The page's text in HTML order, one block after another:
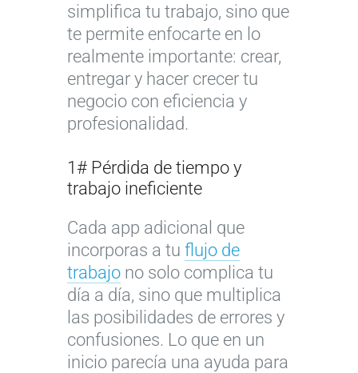
simplifica tu trabajo, sino que
te permite enfocarte en lo
realmente importante: crear,
entregar y hacer crecer tu
negocio con eficiencia y
profesionalidad.
1# Pérdida de tiempo y
trabajo ineficiente
Cada app adicional que
incorporas a tu flujo de
trabajo no solo complica tu
día a día, sino que multiplica
las posibilidades de errores y
confusiones. Lo que en un
inicio parecía una ayuda para